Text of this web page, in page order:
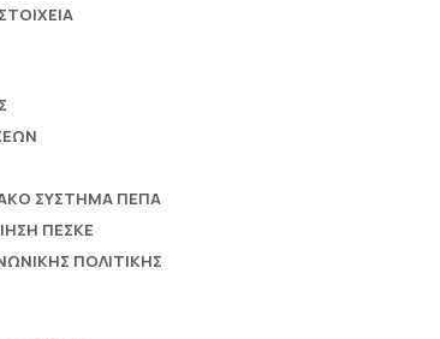
ΣΥΣΤΗΜΑ ΠΕΠΑ
ΠΕΣΚΕ
ΠΟΛΙΤΙΚΗΣ